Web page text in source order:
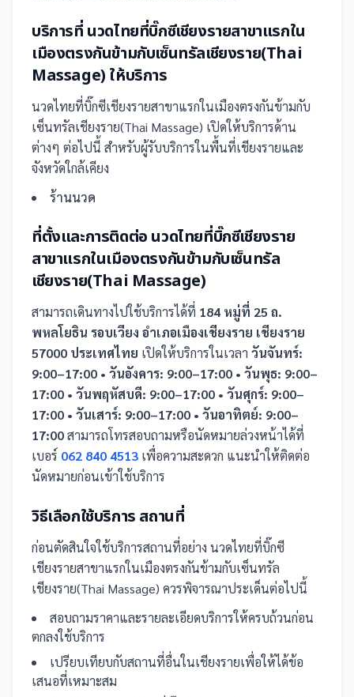
บริการที่ นวดไทยที่บิ๊กซีเชียงรายสาขาแรกใน
เมืองตรงกันข้ามกับเซ็นทรัลเชียงราย(Thai
Massage) ให้บริการ
นวดไทยที่บิ๊กซีเชียงรายสาขาแรกในเมืองตรงกันข้ามกับ
เซ็นทรัลเชียงราย(Thai Massage) เปิดให้บริการด้าน
ต่างๆ ต่อไปนี้ สำหรับผู้รับบริการในพื้นที่เชียงรายและ
จังหวัดใกล้เคียง
ร้านนวด
ที่ตั้งและการติดต่อ นวดไทยที่บิ๊กซีเชียงราย
สาขาแรกในเมืองตรงกันข้ามกับเซ็นทรัล
เชียงราย(Thai Massage)
สามารถเดินทางไปใช้บริการได้ที่ 184 หมู่ที่ 25 ถ.
พหลโยธิน รอบเวียง อำเภอเมืองเชียงราย เชียงราย
57000 ประเทศไทย เปิดให้บริการในเวลา วันจันทร์:
9:00–17:00 • วันอังคาร: 9:00–17:00 • วันพุธ: 9:00–
17:00 • วันพฤหัสบดี: 9:00–17:00 • วันศุกร์: 9:00–
17:00 • วันเสาร์: 9:00–17:00 • วันอาทิตย์: 9:00–
17:00สามารถโทรสอบถามหรือนัดหมายล่วงหน้าได้ที่
เบอร์ 062 840 4513 เพื่อความสะดวก แนะนำให้ติดต่อ
นัดหมายก่อนเข้าใช้บริการ
วิธีเลือกใช้บริการ สถานที่
ก่อนตัดสินใจใช้บริการสถานที่อย่าง นวดไทยที่บิ๊กซี
เชียงรายสาขาแรกในเมืองตรงกันข้ามกับเซ็นทรัล
เชียงราย(Thai Massage) ควรพิจารณาประเด็นต่อไปนี้
สอบถามราคาและรายละเอียดบริการให้ครบถ้วนก่อน
ตกลงใช้บริการ
เปรียบเทียบกับสถานที่อื่นในเชียงรายเพื่อให้ได้ข้อ
เสนอที่เหมาะสม